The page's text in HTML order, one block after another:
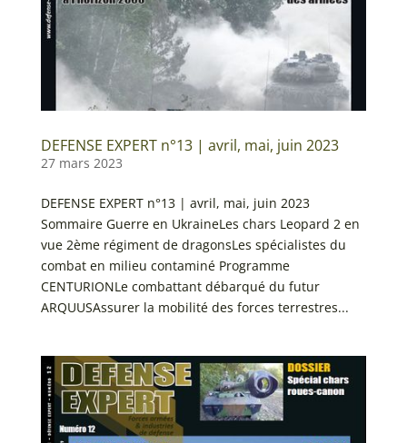
DEFENSE EXPERT n°13 | avril, mai, juin 2023
27 mars 2023
DEFENSE EXPERT n°13 | avril, mai, juin 2023
Sommaire Guerre en UkraineLes chars Leopard 2 en
vue 2ème régiment de dragonsLes spécialistes du
combat en milieu contaminé Programme
CENTURIONLe combattant débarqué du futur
ARQUUSAssurer la mobilité des forces terrestres...